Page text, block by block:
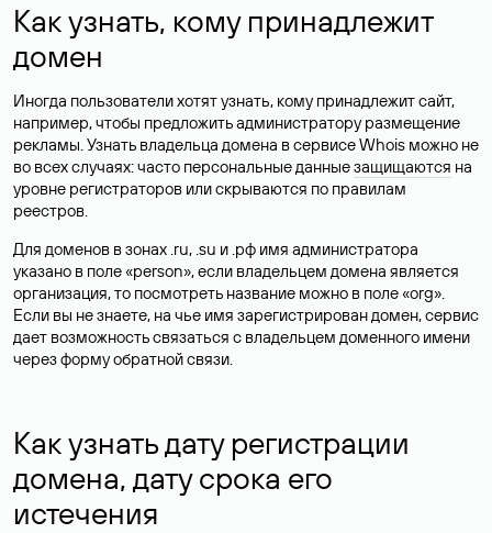
Как узнать, кому принадлежит
домен
Иногда пользователи хотят узнать, кому принадлежит сайт,
например, чтобы предложить администратору размещение
рекламы. Узнать владельца домена в сервисе Whois можно не
во всех случаях: часто персональные данныезащищаются на
уровне регистраторов или скрываются по правилам
реестров.
Для доменов в зонах .ru, .su и .рф имя администратора
указано в поле «person», если владельцем домена является
организация, то посмотреть название можно в поле «org».
Если вы не знаете, на чье имя зарегистрирован домен, сервис
дает возможность связаться с владельцем доменного имени
через форму обратной связи.
Как узнать дату регистрации
домена, дату срока его
истечения